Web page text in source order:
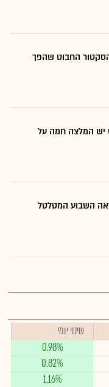
החבוט שהפך
יש המלצה חמה על
השבוע המטלטל
שינוי יומי
0.98%
0.82%
1.16%